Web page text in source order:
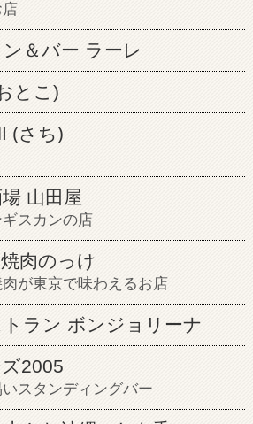
＆バー ラーレ
とこ)
(さち)
山田屋
スカンの店
肉のっけ
が東京で味わえるお店
ラン ボンジョリーナ
2005
スタンディングバー